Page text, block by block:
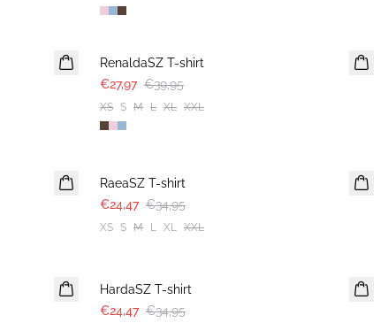
RenaldaSZ T-shirt
€27,97 €39,95
XS S M L XL XXL
RaeaSZ T-shirt
€24,47 €34,95
XS S M L XL XXL
HardaSZ T-shirt
€24,47 €34,95